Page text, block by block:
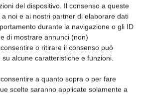
del dispositivo. Il consenso a queste
noi e ai nostri partner di elaborare dati
durante la navigazione o gli ID
di mostrare annunci (non)
o ritirare il consenso può
alcune caratteristiche e funzioni.
a quanto sopra o per fare
scelte saranno applicate solamente a